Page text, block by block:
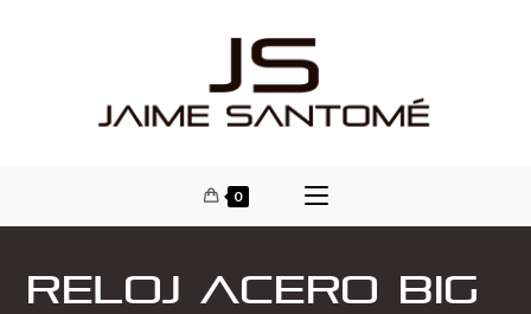
0
RELOJ ACERO BIG